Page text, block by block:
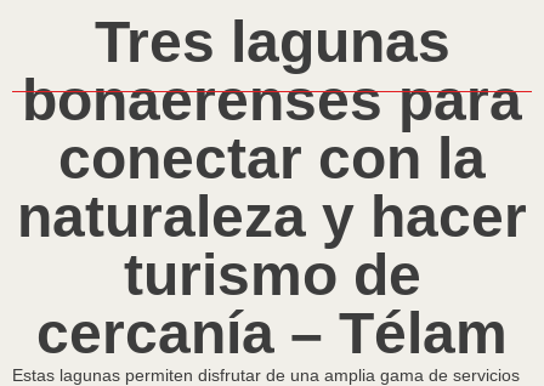
Tres lagunas
bonaerenses para
conectar con la
naturaleza y hacer
turismo de
cercanía – Télam
Estas lagunas permiten disfrutar de una amplia gama de servicios